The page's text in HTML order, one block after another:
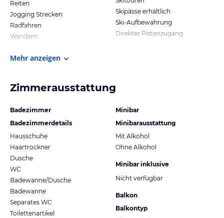
Reiten
Jogging Strecken
Radfahren
Wandern
Skipässe erhältlich
Ski-Aufbewahrung
Direkter Pistenzugang
Mehr anzeigen
Zimmerausstattung
Badezimmer
Badezimmerdetails
Hausschuhe
Haartrockner
Dusche
WC
Badewanne/Dusche
Badewanne
Separates WC
Toilettenartikel
Minibar
Minibarausstattung
Mit Alkohol
Ohne Alkohol
Minibar inklusive
Nicht verfügbar
Balkon
Balkontyp